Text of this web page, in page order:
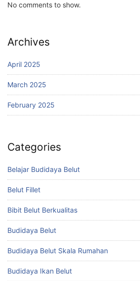
No comments to show.
Archives
April 2025
March 2025
February 2025
Categories
Belajar Budidaya Belut
Belut Fillet
Bibit Belut Berkualitas
Budidaya Belut
Budidaya Belut Skala Rumahan
Budidaya Ikan Belut